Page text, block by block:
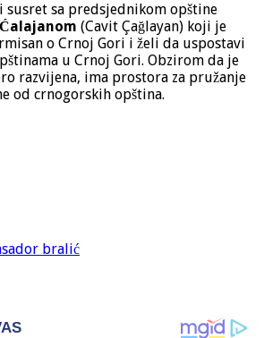
susret sa predsjednikom opštine
(Cavit Çağlayan) koji je
o Crnoj Gori i želi da uspostavi
u Crnoj Gori. Obzirom da je
razvijena, ima prostora za pružanje
od crnogorskih opština.
bralić